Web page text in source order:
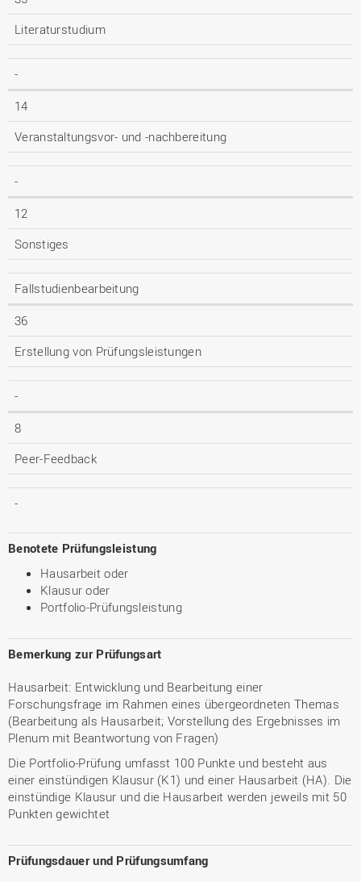
Literaturstudium
-
14
Veranstaltungsvor- und -nachbereitung
-
12
Sonstiges
Fallstudienbearbeitung
36
Erstellung von Prüfungsleistungen
-
8
Peer-Feedback
-
Benotete Prüfungsleistung
Hausarbeit oder
Klausur oder
Portfolio-Prüfungsleistung
Bemerkung zur Prüfungsart
Hausarbeit: Entwicklung und Bearbeitung einer
Forschungsfrage im Rahmen eines übergeordneten Themas
(Bearbeitung als Hausarbeit; Vorstellung des Ergebnisses im
Plenum mit Beantwortung von Fragen)
Die Portfolio-Prüfung umfasst 100 Punkte und besteht aus
einer einstündigen Klausur (K1) und einer Hausarbeit (HA). Die
einstündige Klausur und die Hausarbeit werden jeweils mit 50
Punkten gewichtet
Prüfungsdauer und Prüfungsumfang